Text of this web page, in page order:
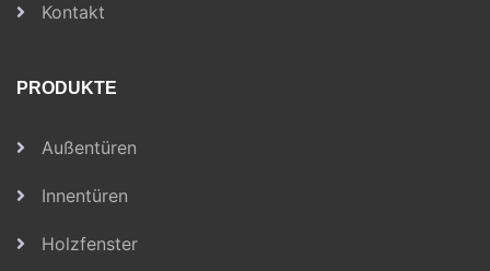
Kontakt
PRODUKTE
Außentüren
Innentüren
Holzfenster